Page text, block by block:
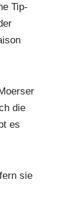
Tip-
die
es
sie